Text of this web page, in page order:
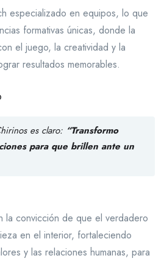
especializado en equipos, lo que
formativas únicas, donde la
el juego, la creatividad y la
resultados memorables.
es claro: “Transformo
para que brillen ante un
la convicción de que el verdadero
en el interior, fortaleciendo
y las relaciones humanas, para